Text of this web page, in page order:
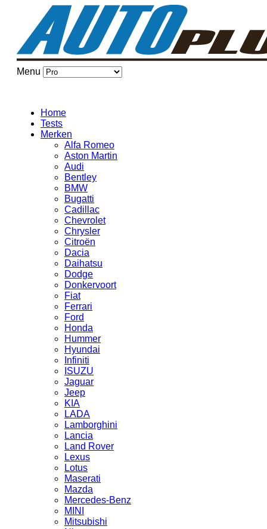
Menu
Home
Tests
Merken
Alfa Romeo
Aston Martin
Audi
Bentley
BMW
Bugatti
Cadillac
Chevrolet
Chrysler
Citroën
Dacia
Daihatsu
Dodge
Donkervoort
Fiat
Ferrari
Ford
Honda
Hummer
Hyundai
Infiniti
ISUZU
Jaguar
Jeep
KIA
LADA
Lamborghini
Lancia
Land Rover
Lexus
Lotus
Maserati
Mazda
Mercedes-Benz
MINI
Mitsubishi